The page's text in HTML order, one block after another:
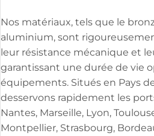
Nos matériaux, tels que le
aluminium, sont
leur résistance mécanique et
garantissant une durée de vie
équipements. Situés en Pays
desservons rapidement les
Nantes, Marseille, Lyon,
Montpellier, Strasbourg,